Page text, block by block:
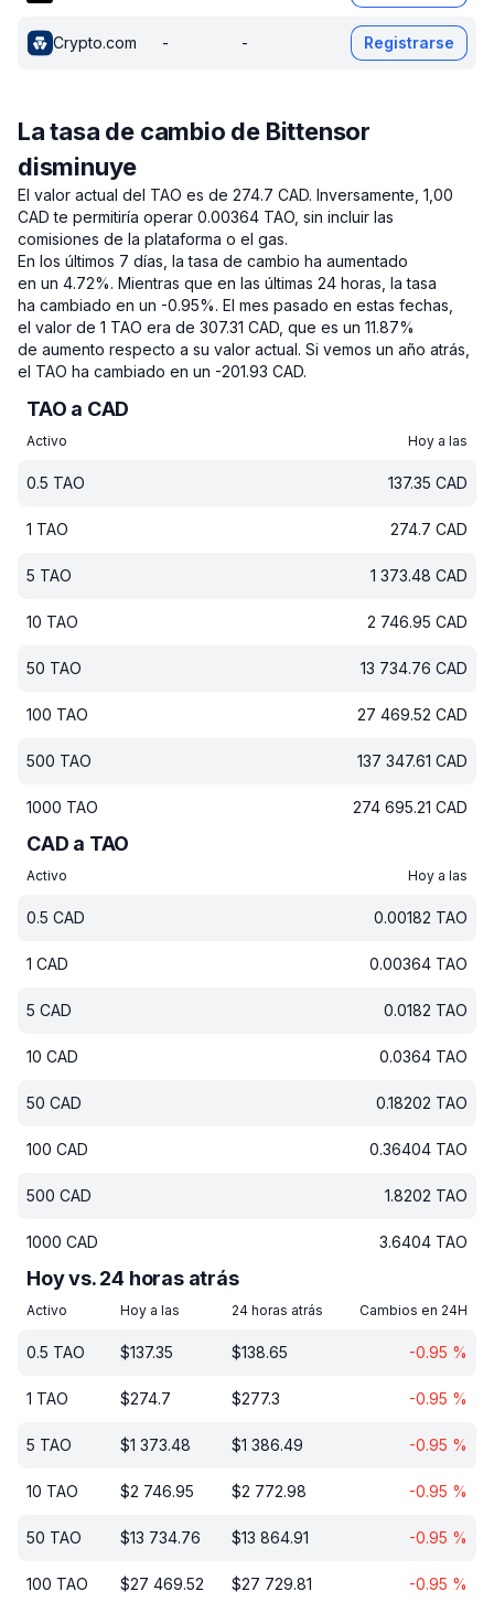
Crypto.com - - Registrarse
La tasa de cambio de Bittensor
disminuye
El valor actual del TAO es de 274.7 CAD. Inversamente, 1,00
CAD te permitiría operar 0.00364 TAO, sin incluir las
comisiones de la plataforma o el gas.
En los últimos 7 días, la tasa de cambio ha aumentado
en un 4.72%. Mientras que en las últimas 24 horas, la tasa
ha cambiado en un -0.95%. El mes pasado en estas fechas,
el valor de 1 TAO era de 307.31 CAD, que es un 11.87%
de aumento respecto a su valor actual. Si vemos un año atrás,
el TAO ha cambiado en un -201.93 CAD.
TAO a CAD
Activo Hoy a las
0.5 TAO 137.35 CAD
1 TAO 274.7 CAD
5 TAO 1 373.48 CAD
10 TAO 2 746.95 CAD
50 TAO 13 734.76 CAD
100 TAO 27 469.52 CAD
500 TAO 137 347.61 CAD
1000 TAO 274 695.21 CAD
CAD a TAO
Activo Hoy a las
0.5 CAD 0.00182 TAO
1 CAD 0.00364 TAO
5 CAD 0.0182 TAO
10 CAD 0.0364 TAO
50 CAD 0.18202 TAO
100 CAD 0.36404 TAO
500 CAD 1.8202 TAO
1000 CAD 3.6404 TAO
Hoy vs. 24 horas atrás
Activo Hoy a las 24 horas atrás Cambios en 24H
0.5 TAO $137.35 $138.65 -0.95 %
1 TAO $274.7 $277.3 -0.95 %
5 TAO $1 373.48 $1 386.49 -0.95 %
10 TAO $2 746.95 $2 772.98 -0.95 %
50 TAO $13 734.76 $13 864.91 -0.95 %
100 TAO $27 469.52 $27 729.81 -0.95 %